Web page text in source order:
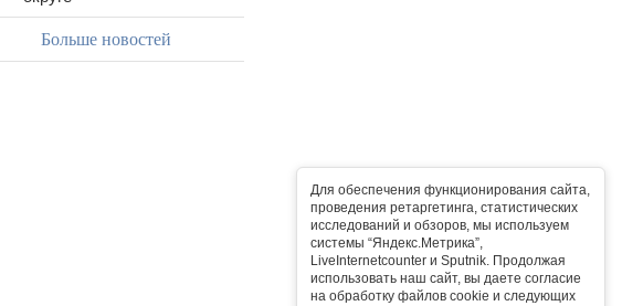
Для обеспечения функционирования сайта,
проведения ретаргетинга, статистических
исследований и обзоров, мы используем
системы “Яндекс.Метрика”,
LiveInternetcounter и Sputnik. Продолжая
использовать наш сайт, вы даете согласие
на обработку файлов cookie и следующих
Больше новостей